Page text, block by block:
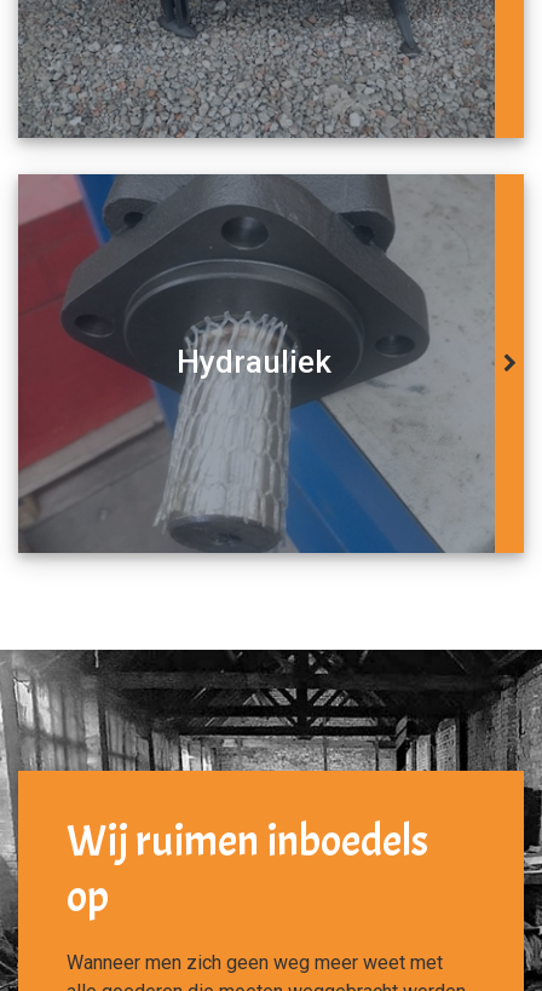
Hydrauliek
Wij ruimen inboedels
op
Wanneer men zich geen weg meer weet met